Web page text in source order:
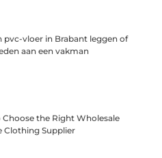
pvc-vloer in Brabant leggen of
aan een vakman
the Right Wholesale
Clothing Supplier